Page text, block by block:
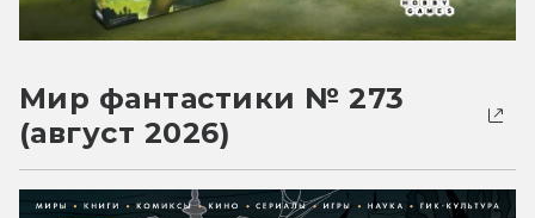
Мир фантастики № 273
(август 2026)